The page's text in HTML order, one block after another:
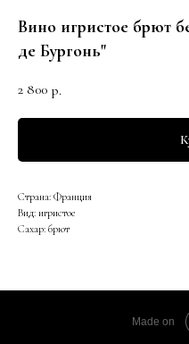
Вино игристое брют
де Бургонь"
2 800 р.
Страна: Франция
Вид: игристое
Сахар: брют
Made on